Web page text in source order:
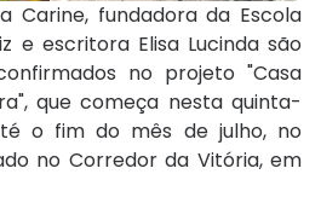
Carine, fundadora da Escola
e escritora Elisa Lucinda são
no projeto "Casa
que começa nesta quinta-
o fim do mês de julho, no
no Corredor da Vitória, em